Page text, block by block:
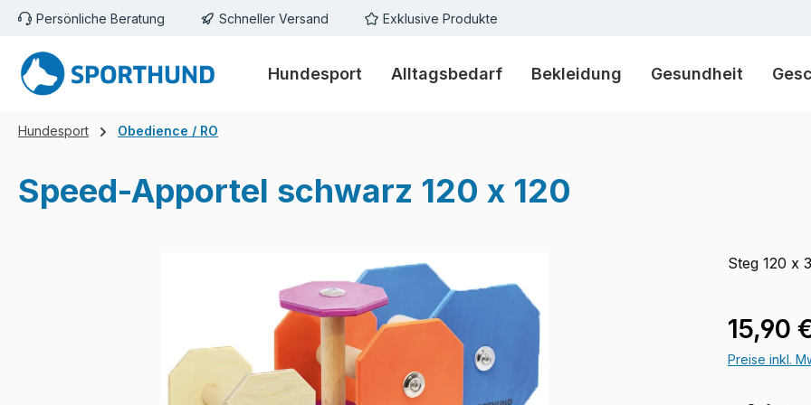
Hauptinhalt springen
Zur Suche springen
Zur Hauptnavigation springen
Persönliche Beratung Schneller Versand Exklusive Produkte
Hundesport Alltagsbedarf Bekleidung Gesundheit
Hundesport Obedience / RO
Speed-Apportel schwarz 120 x 120
Steg 120 x
Regulärer
15,90
Preise inkl.